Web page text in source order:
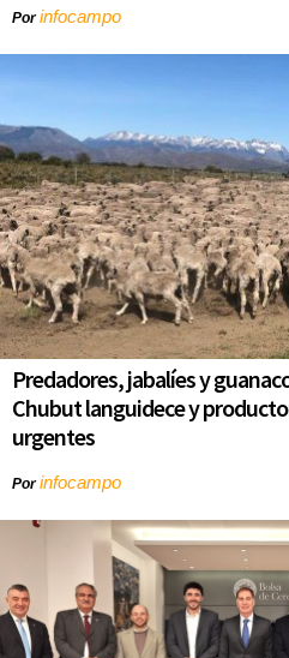
Porinfocampo
Predadores, jabalíes y
Chubut languidece y
urgentes
Porinfocampo